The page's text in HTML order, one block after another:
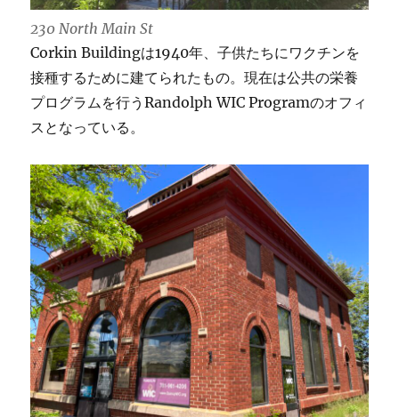
230 North Main St
Corkin Buildingは1940年、子供たちにワクチンを
接種するために建てられたもの。現在は公共の栄養
プログラムを行うRandolph WIC Programのオフィ
スとなっている。